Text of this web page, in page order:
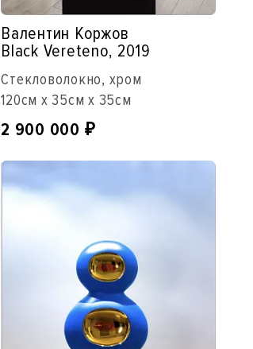
Валентин Коржов
Black Vereteno, 2019
Стекловолокно, хром
120см x 35см x 35см
2 900 000 ₽